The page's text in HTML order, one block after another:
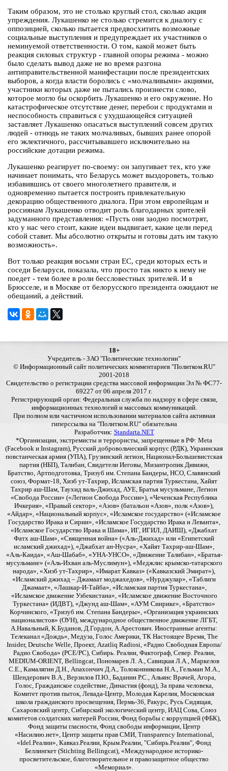
Таким образом, это не столько круглый стол, сколько акция
упреждения. Лукашенко не столько стремится к диалогу с
оппозицией, сколько пытается предвосхитить возможные
социальные выступления и предупреждает их участников о
неминуемой ответственности. О том, какой может быть
реакция силовых структур - главной опоры режима - можно
было сделать вывод даже не во время разгона
антиправительственной манифестации после президентских
выборов, а когда власти боролись с «молчаливыми» акциями,
участники которых даже не пытались произнести слово,
которое могло бы оскорбить Лукашенко и его окружение. Но
катастрофическое отсутствие денег, перебои с продуктами и
неспособность справиться с ухудшающейся ситуацией
заставляет Лукашенко опасаться выступлений совсем других
людей - отнюдь не таких молчаливых, бывших ранее опорой
его эклектичного, рассчитывавшего исключительно на
российские дотации режима.
Лукашенко реагирует по-своему: он запугивает тех, кто уже
начинает понимать, что Беларусь может выздороветь, только
избавившись от своего многолетнего правителя, и
одновременно пытается построить привлекательную
декорацию общественного диалога. При этом европейцам и
россиянам Лукашенко отводит роль благодарных зрителей
задуманного представления: «Пусть они заодно посмотрят,
кто у нас чего стоит, какие идеи выдвигает, какие цели перед
собой ставит. Мы абсолютно открыты и готовы дать им такую
возможность».
Вот только реакция восьми стран ЕС, среди которых есть и
соседи Беларуси, показала, что просто так никто к нему не
поедет - тем более в роли бессловестных зрителей. И в
Брюсселе, и в Москве от белорусского президента ожидают не
обещаний, а действий.
18+
Учредитель - ЗАО "Политические технологии"
© Информационный сайт политических комментариев "Политком.RU"
2001-2018
Свидетельство о регистрации средства массовой информации Эл № ФС77-
69227 от 06 апреля 2017 г.
Регистрирующий орган: Федеральная служба по надзору в сфере связи,
информационных технологий и массовых коммуникаций.
При полном или частичном использовании материалов сайта активная
гиперссылка на "Политком.RU" обязательна
Разработчик: Standarta.NET
*Организации, экстремисты и террористы, запрещенные в РФ: Meta
(Facebook и Instagram), Русский добровольческий корпус (РДК), Украинская
повстанческая армия (УПА), Грузинский легион, Национал-Большевистская
партия (НБП), Талибан, Свидетели Иеговы, Мизантропик Дивижн,
Братство, Артподготовка, Тризуб им. Степана Бандеры, НСО, Славянский
союз, Формат-18, Хизб ут-Тахрир, Исламская партия Туркестана, Хайят
Тахрир аш-Шам, Таухид валь-Джихад, АУЕ, Братья мусульмане, Легион
«Свобода России» («Легион Свобода России»), «Чеченская Республика
Ичкерия», «Правый сектор», «Азов» (батальон «Азов», полк «Азов»),
«Айдар», «Национальный корпус», «Исламское государство» («Исламское
Государство Ирака и Сирии», «Исламское Государство Ирака и Леванта»,
«Исламское Государство Ирака и Шама», ИГ, ИГИЛ, ДАИШ), «Джабхат
Фатх аш-Шам», «Священная война» («Аль-Джихад» или «Египетский
исламский джихад»), «Джабхат ан-Нусра», «Хайят Тахрир-аш-Шам»,
«Аль-Каида», «Аш-Шабаб», «УНА-УНСО», «Движение Талибан», «Братья-
мусульмане» («Аль-Ихван аль-Муслимун»), «Меджлис крымско-татарского
народа», «Хизб ут-Тахрир», «Имарат Кавказ» («Кавказский Эмират»),
«Исламский джихад – Джамаат моджахедов», «Нурджулар», «Таблиги
Джамаат», «Лашкар-И-Тайба», «Исламская партия Туркестана»,
«Исламское движение Узбекистана», «Исламское движение Восточного
Туркестана» (ИДВТ), «Джунд аш-Шам», «АУМ Синрике», «Братство»
Корчинского, «Тризуб им. Степана Бандеры», «Организация украинских
националистов» (ОУН), международное общественное движение ЛГБТ,
А.Навальный, К.Буданов, Д.Гордон, А.Арестович. Иностранные агенты:
Телеканал «Дождь», Медуза, Голос Америки, ТК Настоящее Время, The
Insider, Deutsche Welle, Проект, Azatliq Radiosi, «Радио Свободная Европа/
Радио Свобода» (PCE/PC), Сибирь. Реалии, Фактограф, Север. Реалии,
MEDIUM-ORIENT, Bellingcat, Пономарев Л. А., Савицкая Л.А., Маркелов
С.Е., Камалягин Д.Н., Апахончич Д.А., Толоконникова Н.А., Гельман М.А.,
Шендерович В.А., Верзилов П.Ю., Баданин Р.С., Альянс Врачей, Агора,
Голос, Гражданское содействие, Династия (фонд), За права человека,
Комитет против пыток, Левада-Центр, Молодая Карелия, Московская
школа гражданского просвещения, Пермь-36, Ракурс, Русь Сидящая,
Сахаровский центр, Сибирский экологический центр, ИАЦ Сова, Союз
комитетов солдатских матерей России, Фонд борьбы с коррупцией (ФБК),
Фонд защиты гласности, Фонд свободы информации, Центр
«Насилию.нет», Центр защиты прав СМИ, Transparency International,
«Idel.Реалии», Кавказ.Реалии, Крым.Реалии, "Сибирь.Реалии", Фонд
Беллингкет (Stichting Bellingcat), «Международное историко-
просветительское, благотворительное и правозащитное общество
«Мемориал».